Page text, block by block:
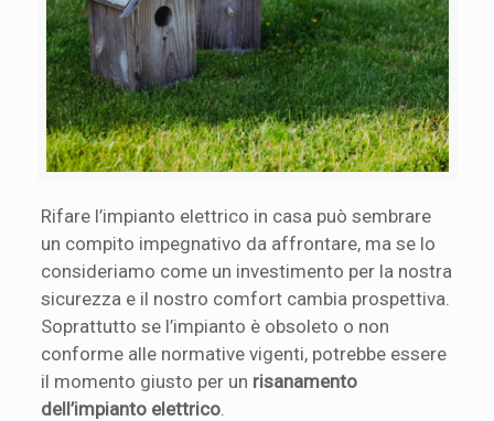
Rifare l’impianto elettrico in casa può sembrare
un compito impegnativo da affrontare, ma se lo
consideriamo come un investimento per la nostra
sicurezza e il nostro comfort cambia prospettiva.
Soprattutto se l’impianto è obsoleto o non
conforme alle normative vigenti, potrebbe essere
il momento giusto per un risanamento
dell’impianto elettrico